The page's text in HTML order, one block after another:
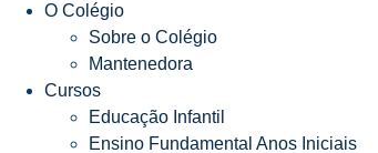
O Colégio
Sobre o Colégio
Mantenedora
Cursos
Educação Infantil
Ensino Fundamental Anos Iniciais